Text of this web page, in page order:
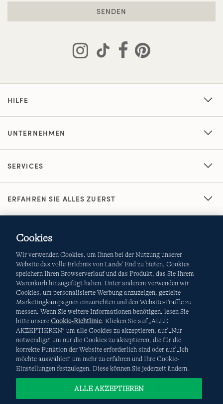
SENDEN
HILFE
UNTERNEHMEN
SERVICES
ERFAHREN SIE ALLES ZUERST
AGB Datenschutz & Sicherheit
Cookies-Ich möchte auswählen Site Map
Internationale Websites
Diese Website ist durch reCAPTCHA geschützt. Es gelten die
DatenschutzerklärungundNutzungsbedingungen
Google.
Cookies
Wir verwenden Cookies, um Ihnen bei der Nutzung unserer
Website das volle Erlebnis von Lands' End zu bieten. Cookies
speichern Ihren Browserverlauf und das Produkt, das Sie Ihrem
Warenkorb hinzugefügt haben. Unter anderem verwenden wir
Cookies, um personalisierte Werbung anzuzeigen, gezielte
Marketingkampagnen einzurichten und den Website-Traffic zu
messen. Wenn Sie weitere Informationen benötigen, lesen Sie
bitte unsere Cookie-Richtlinie. Klicken Sie auf „ALLE
AKZEPTIEREN“ um alle Cookies zu akzeptieren, auf „Nur
notwendige“ um nur die Cookies zu akzeptieren, die für die
korrekte Funktion der Website erforderlich sind oder auf „Ich
möchte auswählen“ um mehr zu erfahren und Ihre Cookie-
Einstellungen festzulegen. Diese können Sie jederzeit ändern.
ALLE AKZEPTIEREN